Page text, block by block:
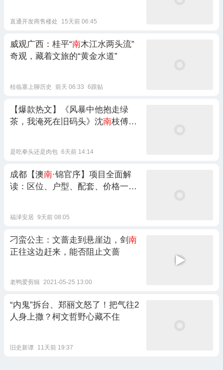
直通开发商售楼处 15天前 06:45
威观广西：桂平“南木江水两头流”
奇观，藏着文旅的“黄金水道”
桂临塞上聊历史 前天 06:33 6跟贴
【爆款热文】《风暴中他抱走绿
茶，我淹死在旧码头》沈南枝傅司
是吃拳头还是肉包 6天前 14:14
成都【澳南·锦官序】项目全面解
读：区位、户型、配套、价格一文
福泽安居 9天前 08:05
刁蛮公主：文蔷走到悬崖边，剑南
正往这边赶来，能否阻止文蔷
老鸭爱剪辑 2021-05-25 13:00
“内鬼”拆台、郑丽文怒了！把气往2
人身上撒？柯文哲野心藏不住
旧史新谭 11天前 19:37